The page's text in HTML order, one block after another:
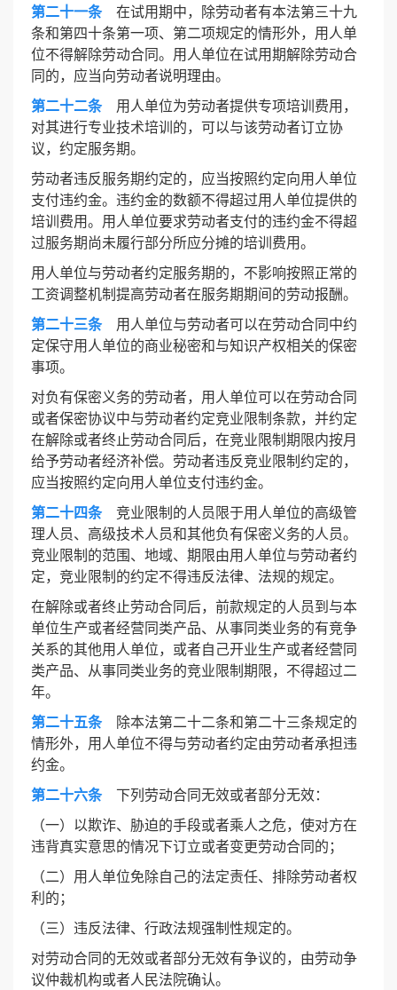
第二十一条在试用期中，除劳动者有本法第三十九
条和第四十条第一项、第二项规定的情形外，用人单
位不得解除劳动合同。用人单位在试用期解除劳动合
同的，应当向劳动者说明理由。
第二十二条用人单位为劳动者提供专项培训费用，
对其进行专业技术培训的，可以与该劳动者订立协
议，约定服务期。
劳动者违反服务期约定的，应当按照约定向用人单位
支付违约金。违约金的数额不得超过用人单位提供的
培训费用。用人单位要求劳动者支付的违约金不得超
过服务期尚未履行部分所应分摊的培训费用。
用人单位与劳动者约定服务期的，不影响按照正常的
工资调整机制提高劳动者在服务期期间的劳动报酬。
第二十三条用人单位与劳动者可以在劳动合同中约
定保守用人单位的商业秘密和与知识产权相关的保密
事项。
对负有保密义务的劳动者，用人单位可以在劳动合同
或者保密协议中与劳动者约定竞业限制条款，并约定
在解除或者终止劳动合同后，在竞业限制期限内按月
给予劳动者经济补偿。劳动者违反竞业限制约定的，
应当按照约定向用人单位支付违约金。
第二十四条竞业限制的人员限于用人单位的高级管
理人员、高级技术人员和其他负有保密义务的人员。
竞业限制的范围、地域、期限由用人单位与劳动者约
定，竞业限制的约定不得违反法律、法规的规定。
在解除或者终止劳动合同后，前款规定的人员到与本
单位生产或者经营同类产品、从事同类业务的有竞争
关系的其他用人单位，或者自己开业生产或者经营同
类产品、从事同类业务的竞业限制期限，不得超过二
年。
第二十五条除本法第二十二条和第二十三条规定的
情形外，用人单位不得与劳动者约定由劳动者承担违
约金。
第二十六条下列劳动合同无效或者部分无效：
（一）以欺诈、胁迫的手段或者乘人之危，使对方在
违背真实意思的情况下订立或者变更劳动合同的；
（二）用人单位免除自己的法定责任、排除劳动者权
利的；
（三）违反法律、行政法规强制性规定的。
对劳动合同的无效或者部分无效有争议的，由劳动争
议仲裁机构或者人民法院确认。